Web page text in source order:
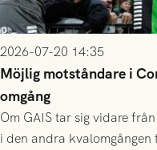
2026-07-20 14:35
Möjlig motståndare i
omgång
Om GAIS tar sig vidare
i den andra kvalomgången